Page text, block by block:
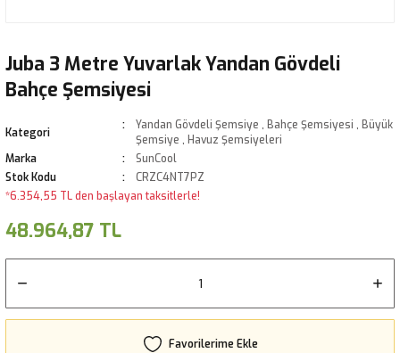
Juba 3 Metre Yuvarlak Yandan Gövdeli
Bahçe Şemsiyesi
Kategori
Yandan Gövdeli Şemsiye , Bahçe Şemsiyesi , Büyük
Şemsiye , Havuz Şemsiyeleri
Marka
SunCool
Stok Kodu
CRZC4NT7PZ
*6.354,55 TL den başlayan taksitlerle!
48.964,87 TL